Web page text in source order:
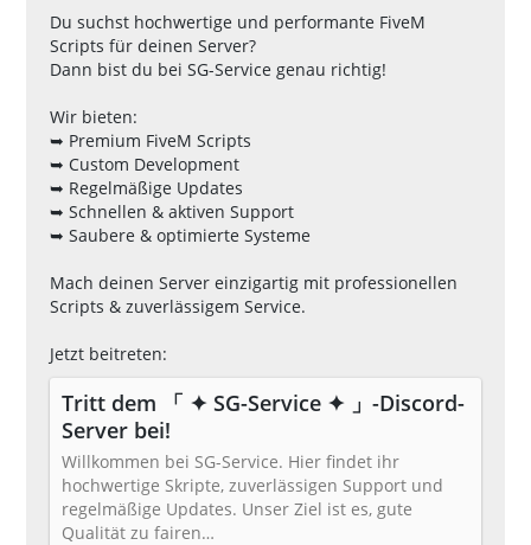
Du suchst hochwertige und performante FiveM
Scripts für deinen Server?
Dann bist du bei SG-Service genau richtig!
Wir bieten:
➥ Premium FiveM Scripts
➥ Custom Development
➥ Regelmäßige Updates
➥ Schnellen & aktiven Support
➥ Saubere & optimierte Systeme
Mach deinen Server einzigartig mit professionellen
Scripts & zuverlässigem Service.
Jetzt beitreten:
Tritt dem 「 ✦ SG-Service ✦ 」-Discord-
Server bei!
Willkommen bei SG-Service. Hier findet ihr
hochwertige Skripte, zuverlässigen Support und
regelmäßige Updates. Unser Ziel ist es, gute
Qualität zu fairen…